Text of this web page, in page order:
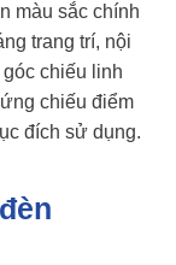
màu sắc chính
trang trí, nội
chiếu linh
chiếu điểm
đích sử dụng.